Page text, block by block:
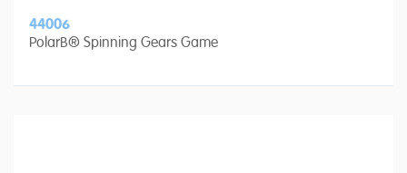
44006
PolarB® Spinning Gears Game